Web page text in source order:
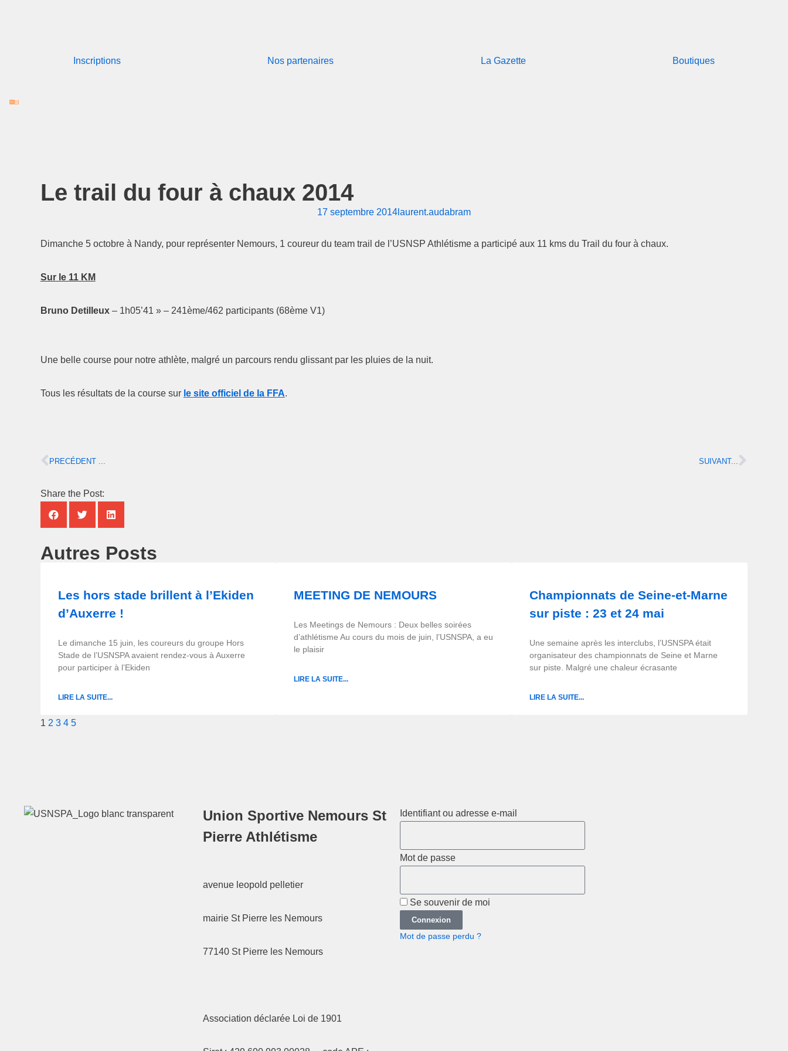
Inscriptions Nos partenaires La Gazette Boutiques
Le trail du four à chaux 2014
17 septembre 2014 laurent.audabram
Dimanche 5 octobre à Nandy, pour représenter Nemours, 1 coureur du team trail de l’USNSP Athlétisme a participé aux 11 kms du Trail du four à chaux.
Sur le 11 KM
Bruno Detilleux– 1h05’41 » – 241ème/462 participants (68ème V1)
Une belle course pour notre athlète, malgré un parcours rendu glissant par les pluies de la nuit.
Tous les résultats de la course sur le site officiel de la FFA.
PRECÉDENT ... SUIVANT...
Share the Post:
Autres Posts
Les hors stade brillent à l’Ekiden
d’Auxerre !
Le dimanche 15 juin, les coureurs du groupe Hors
Stade de l’USNSPA avaient rendez-vous à Auxerre
pour participer à l’Ekiden
LIRE LA SUITE...
MEETING DE NEMOURS
Les Meetings de Nemours : Deux belles soirées
d’athlétisme Au cours du mois de juin, l’USNSPA, a eu
le plaisir
LIRE LA SUITE...
Championnats de Seine-et-Marne
sur piste : 23 et 24 mai
Une semaine après les interclubs, l’USNSPA était
organisateur des championnats de Seine et Marne
sur piste. Malgré une chaleur écrasante
LIRE LA SUITE...
1 2 3 4 5
Union Sportive Nemours St
Pierre Athlétisme
avenue leopold pelletier
mairie St Pierre les Nemours
77140 St Pierre les Nemours
Association déclarée Loi de 1901
Identifiant ou adresse e-mail
Mot de passe
Se souvenir de moi
Connexion
Mot de passe perdu ?